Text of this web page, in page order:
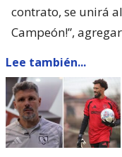
contrato, se unirá
Campeón!”,
Lee también...